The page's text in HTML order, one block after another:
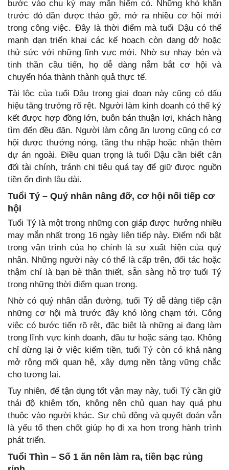
bước vào chu kỳ may mắn hiếm có. Những khó khăn
trước đó dần được tháo gỡ, mở ra nhiều cơ hội mới
trong công việc. Đây là thời điểm mà tuổi Dậu có thể
mạnh dạn triển khai các kế hoạch còn dang dở hoặc
thử sức với những lĩnh vực mới. Nhờ sự nhạy bén và
tinh thần cầu tiến, họ dễ dàng nắm bắt cơ hội và
chuyển hóa thành thành quả thực tế.
Tài lộc của tuổi Dậu trong giai đoạn này cũng có dấu
hiệu tăng trưởng rõ rệt. Người làm kinh doanh có thể ký
kết được hợp đồng lớn, buôn bán thuận lợi, khách hàng
tìm đến đều đặn. Người làm công ăn lương cũng có cơ
hội được thưởng nóng, tăng thu nhập hoặc nhận thêm
dự án ngoài. Điều quan trọng là tuổi Dậu cần biết cân
đối tài chính, tránh chi tiêu quá tay để giữ được nguồn
tiền ổn định lâu dài.
Tuổi Tý – Quý nhân nâng đỡ, cơ hội nối tiếp cơ
hội
Tuổi Tý là một trong những con giáp được hưởng nhiều
may mắn nhất trong 16 ngày liên tiếp này. Điểm nổi bật
trong vận trình của họ chính là sự xuất hiện của quý
nhân. Những người này có thể là cấp trên, đối tác hoặc
thậm chí là bạn bè thân thiết, sẵn sàng hỗ trợ tuổi Tý
trong những thời điểm quan trọng.
Nhờ có quý nhân dẫn đường, tuổi Tý dễ dàng tiếp cận
những cơ hội mà trước đây khó lòng chạm tới. Công
việc có bước tiến rõ rệt, đặc biệt là những ai đang làm
trong lĩnh vực kinh doanh, đầu tư hoặc sáng tạo. Không
chỉ dừng lại ở việc kiếm tiền, tuổi Tý còn có khả năng
mở rộng mối quan hệ, xây dựng nền tảng vững chắc
cho tương lai.
Tuy nhiên, để tận dụng tốt vận may này, tuổi Tý cần giữ
thái độ khiêm tốn, không nên chủ quan hay quá phụ
thuộc vào người khác. Sự chủ động và quyết đoán vẫn
là yếu tố then chốt giúp họ đi xa hơn trong hành trình
phát triển.
Tuổi Thìn – Số 1 ăn nên làm ra, tiền bạc rủng